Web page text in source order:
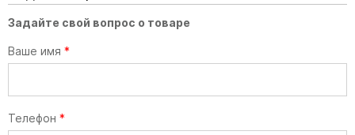
Задайте свой вопрос о товаре
Ваше имя *
Телефон *